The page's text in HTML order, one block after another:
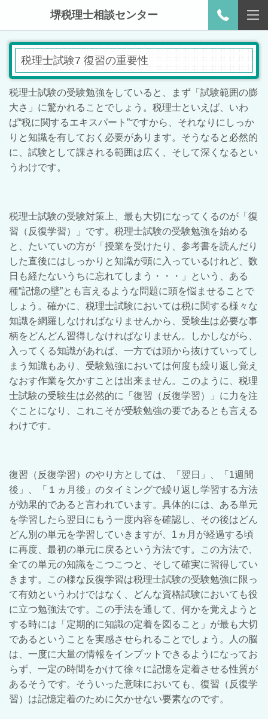
堺税理士相談センター
税理士試験7 復習の重要性
税理士試験の受験勉強をしていると、まず「試験範囲の膨
大さ」に驚かれることでしょう。税理士といえば、いわ
ば“税に関するエキスパート”ですから、それなりにしっか
りと知識を有しておく必要があります。そうなると必然的
に、試験として課される範囲は広く、そして深くなるとい
うわけです。
税理士試験の受験対策上、最も大切になってくるのが「復
習（反復学習）」です。税理士試験の受験勉強を始める
と、たいていの方が「授業を受けたり、参考書を読んだり
した直後にはしっかりと知識が頭に入っているけれど、数
日も経たないうちに忘れてしまう・・・」という、ある
種“記憶の壁”とも言えるような問題に頭を悩ませることで
しょう。確かに、税理士試験においては税に関する様々な
知識を網羅しなければなりませんから、受験生は必要な事
柄をどんどん習得しなければなりません。しかしながら、
入ってくる知識があれば、一方では頭から抜けていってし
まう知識もあり、受験勉強においては何度も繰り返し覚え
なおす作業を欠かすことは出来ません。このように、税理
士試験の受験生は必然的に「復習（反復学習）」に力を注
ぐことになり、これこそが受験勉強の要であるとも言える
わけです。
復習（反復学習）のやり方としては、「翌日」、「1週間
後」、「１ヵ月後」のタイミングで繰り返し学習する方法
が効果的であると言われています。具体的には、ある単元
を学習したら翌日にもう一度内容を確認し、その後はどん
どん別の単元を学習していきますが、1ヵ月が経過する頃
に再度、最初の単元に戻るという方法です。この方法で、
全ての単元の知識をこつこつと、そして確実に習得してい
きます。この様な反復学習は税理士試験の受験勉強に限っ
て有効というわけではなく、どんな資格試験においても役
に立つ勉強法です。この手法を通して、何かを覚えようと
する時には「定期的に知識の定着を図ること」が最も大切
であるということを実感させられることでしょう。人の脳
は、一度に大量の情報をインプットできるようになってお
らず、一定の時間をかけて徐々に記憶を定着させる性質が
あるそうです。そういった意味においても、復習（反復学
習）は記憶定着のために欠かせない要素なのです。